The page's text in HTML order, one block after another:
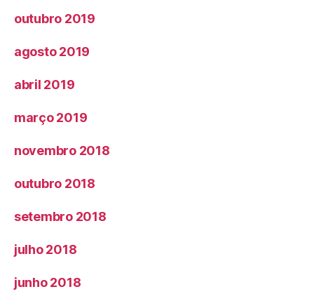
outubro 2019
agosto 2019
abril 2019
março 2019
novembro 2018
outubro 2018
setembro 2018
julho 2018
junho 2018